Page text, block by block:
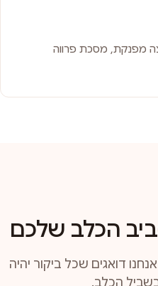
מפנקת, מסכת פרווה
הכלב שלכם
דואגים שכל ביקור יהיה
הכלב.